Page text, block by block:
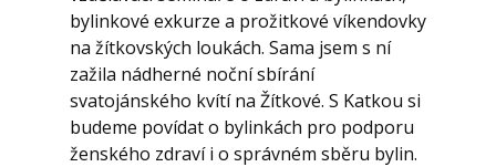
bylinkové exkurze a prožitkové víkendovky
na žítkovských loukách. Sama jsem s ní
zažila nádherné noční sbírání
svatojánského kvítí na Žítkové. S Katkou si
budeme povídat o bylinkách pro podporu
ženského zdraví i o správném sběru bylin.